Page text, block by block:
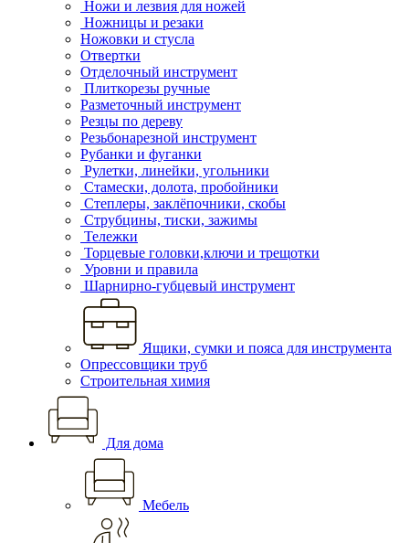
Ножи и лезвия для ножей
Ножницы и резаки
Ножовки и стусла
Отвертки
Отделочный инструмент
Плиткорезы ручные
Разметочный инструмент
Резцы по дереву
Резьбонарезной инструмент
Рубанки и фуганки
Рулетки, линейки, угольники
Стамески, долота, пробойники
Степлеры, заклёпочники, скобы
Струбцины, тиски, зажимы
Тележки
Торцевые головки,ключи и трещотки
Уровни и правила
Шарнирно-губцевый инструмент
Ящики, сумки и пояса для инструмента
Опрессовщики труб
Строительная химия
Для дома
Мебель